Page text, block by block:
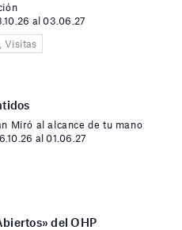
al 03.06.27
Visitas
Miró al alcance de tu mano
al 01.06.27
del OHP